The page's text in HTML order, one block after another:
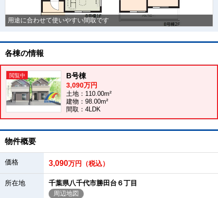
用途に合わせて使いやすい間取です
各棟の情報
B号棟
3,090万円
土地：110.00m²
建物：98.00m²
間取：4LDK
物件概要
価格 3,090万円（税込）
所在地 千葉県八千代市勝田台６丁目
周辺地図